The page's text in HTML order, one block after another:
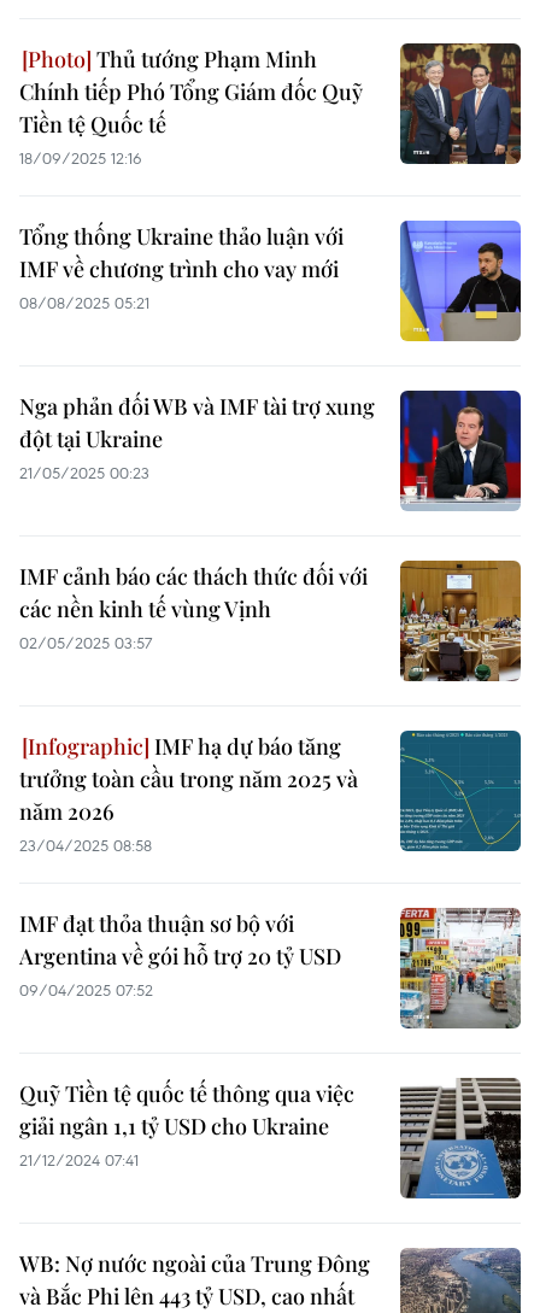
Thủ tướng Phạm Minh
Chính tiếp Phó Tổng Giám đốc Quỹ
Tiền tệ Quốc tế
18/09/2025 12:16
Tổng thống Ukraine thảo luận với
IMF về chương trình cho vay mới
08/08/2025 05:21
Nga phản đối WB và IMF tài trợ xung
đột tại Ukraine
21/05/2025 00:23
IMF cảnh báo các thách thức đối với
các nền kinh tế vùng Vịnh
02/05/2025 03:57
IMF hạ dự báo tăng
trưởng toàn cầu trong năm 2025 và
năm 2026
23/04/2025 08:58
IMF đạt thỏa thuận sơ bộ với
Argentina về gói hỗ trợ 20 tỷ USD
09/04/2025 07:52
Quỹ Tiền tệ quốc tế thông qua việc
giải ngân 1,1 tỷ USD cho Ukraine
21/12/2024 07:41
WB: Nợ nước ngoài của Trung Đông
và Bắc Phi lên 443 tỷ USD, cao nhất